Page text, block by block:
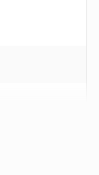
de toner magenta